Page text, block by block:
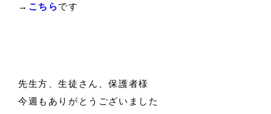
→ こちらです
先生方、生徒さん、保護者様
今週もありがとうございました